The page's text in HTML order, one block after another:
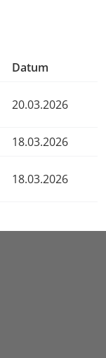
Datum
20.03.2026
18.03.2026
18.03.2026